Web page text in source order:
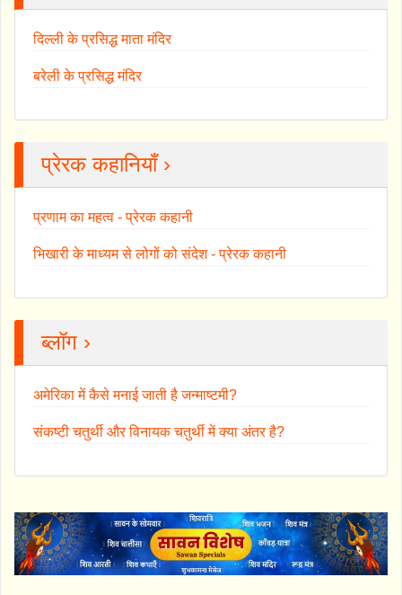
दिल्ली के प्रसिद्ध माता मंदिर
बरेली के प्रसिद्ध मंदिर
प्रेरक कहानियाँ ›
प्रणाम का महत्व - प्रेरक कहानी
भिखारी के माध्यम से लोगों को संदेश - प्रेरक कहानी
ब्लॉग ›
अमेरिका में कैसे मनाई जाती है जन्माष्टमी?
संकष्टी चतुर्थी और विनायक चतुर्थी में क्या अंतर है?